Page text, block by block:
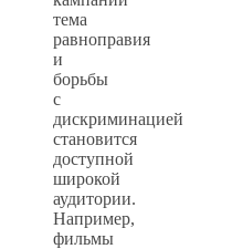
тема
равноправия
и
борьбы
с
дискриминацией
становится
доступной
широкой
аудитории.
Например,
фильмы